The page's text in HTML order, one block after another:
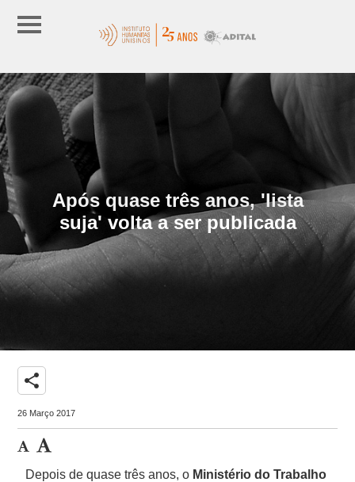
Após quase três anos, 'lista
suja' volta a ser publicada
share
26 Março 2017
Depois de quase três anos, o Ministério do Trabalho